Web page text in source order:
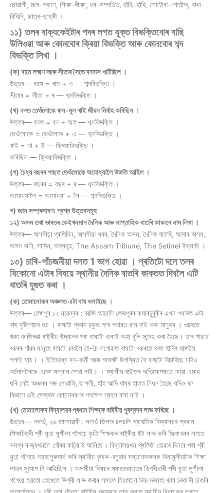
ছোৱালী, মনে-প্ৰাণে, শিক্ষা-দীক্ষা, ধন-সম্পত্তি, হাঁহি-হাঁহি, শোটোৰা-শোটোৰ, বাধা-
বিঘিনি, ছাত্ৰ-ছাত্ৰী ।
১১) তলৰ বাক্যকেইটাৰ পদৰ লগত যুক্ত বিভক্তিবোৰ বাছি
উলিওৱা আৰু কোনবোৰ ক্ৰিয়া বিভক্তি আৰু কোনবোৰ শব্দ
বিভক্তি লিখা ।
(ক) ৰামে লক্ষ্মণ আৰু সীতাৰ সৈতে বনবাস খাটিছিল ।
উত্তৰ— ৰামে = ৰাম + এ — শব্দবিভক্তি ।
সীতাৰ = সীতা + ৰ — শব্দবিভক্তি ।
(খ) বনত তেওঁলোকে ফল-মূল খাই জীৱন নিৰ্বাহ কৰিছিল ।
উত্তৰ— বনত = বন + অত — শব্দবিভক্তি ।
তেওঁলোকে = তেওঁলোক + এ — শব্দবিভক্তি ।
খাই = খা + ই — ক্ৰিয়াবিভক্তি ।
কৰিছিল — ক্ৰিয়াবিভক্তি ।
(গ) চৈধ্য বছৰৰ পাছত তেওঁলোকে অযোধ্যালৈ উভতি আহিল ।
উত্তৰ— বছৰৰ = বছৰ + ৰ — শব্দবিভক্তি ।
অযোধ্যালৈ = অযোধ্যা + লৈ — শব্দবিভক্তি ।
গ) জ্ঞান সম্প্ৰসাৰণ: প্ৰশ্ন উত্তৰসমূহ
১২) অসম তথা ভাৰতৰ কেইখনমান দৈনিক আৰু সাপ্তাহিক বাতৰি কাকতৰ নাম লিখা ।
উত্তৰ— অসমীয়া প্ৰতিদিন, অসমীয়া খবৰ, দৈনিক অসম, দৈনিক বাতৰি, আমাৰ অসম,
অসম বাণী, সাদিন, অগ্ৰদূত, The Assam Tribune, The Setinel ইত্যাদি ।
১৩) চাৰি-পাঁচজনীয়া দলত 1 ভাগ হোৱা । প্ৰতিটো দলে তলৰ
যিকোনো এটাৰ বিষয়ে স্থানীয় দৈনিক বাতৰি কাকতত দিবলৈ এটি
বাতৰি যুগুত কৰা ।
(ক) তোমালোকৰ অঞ্চলত এটা বাঘ ওলাইছে ।
উত্তৰ— তেজপুৰ ১২ নৱেম্বৰ : আজি আবেলি তেজপুৰৰ কমাৰচুবুৰীৰ এখন পথাৰত এটা
বাঘ দৃষ্টিগোচৰ হয় । বাঘটো প্ৰথম চকুত পৰে পথাৰত ধান দাই থকা মানুহৰ । ওচৰতে
থকা কাজিৰঙা ৰাষ্ট্ৰীয় উদ্যানৰ পৰা বাঘটো ওলাই অহা বুলি সন্দেহ কৰা হৈছে। তাৰ পাছত
ওচৰৰ গাঁৱৰ মানুহে বাঘটো চাবলৈ হৈ-চৈ লগোৱাত বাঘটো ওচৰতে থকা হাবিৰ মাজলৈ
পলাই যায়। । ইতিমধ্যে বন-কৰ্মী আৰু আৰক্ষী উপস্থিত হৈ বাঘটো বিচাৰিছে যদিও
বৰ্তমানলৈকে একো সন্ধান পোৱা নাই। । স্থানীয় ৰাইজৰ অভিযোগমতে যোৱা এমাহ
ধৰি সেই অঞ্চলৰ গৰু পোৱালি, ছাগলী, হাঁহ আদি বাঘৰ হাতত নিধন হৈছে যদিও বন
বিভাগে এই ক্ষেত্ৰত কোনোধৰণৰ পদক্ষেপ গ্ৰহণ কৰা নাই ।
(খ) তোমালোকৰ বিদ্যালয়ৰ প্ৰধান শিক্ষকে ৰাষ্ট্ৰীয় পুৰস্কাৰ লাভ কৰিছে ।
উত্তৰ— নগাওঁ, ২৬ জানোৱাৰী : নগাওঁ জিলাৰ চলচলি প্ৰাথমিক বিদ্যালয়ৰ প্ৰধান
শিক্ষয়িত্ৰী শ্ৰী যুতা সুশীলা গগৈয়ে কৃতি শিক্ষকৰ ৰাষ্ট্ৰীয় বঁটা লাভ কৰি জিলাখনৰ লগতে
সমগ্ৰ ৰাজ্যখনলৈ গৌৰৱ কঢ়িয়াই আনিছে। বিদ্যালয়খন প্ৰতিষ্ঠা হোৱাৰ দিনৰে পৰা শ্ৰী
যুতা গগৈয়ে আহোপুৰুষাৰ্থ কৰি স্থানীয় কৃষক-বনুৱাৰ সন্তানসকলক বিনামূলীয়াকৈ শিক্ষা
লাভৰ সুযোগ দি আহিছিল । অসমীয়া বিষয়ৰ স্নাতকোত্তৰ ডিগ্ৰীধাৰী শ্ৰী যুতা সুশীলা
গগৈয়ে হয়তো তেখেতে ডিগ্ৰী লাভ কৰাৰ সময়ত যিকোনো উচ্চ দৰমহা থকা চৰকাৰী চাকৰি